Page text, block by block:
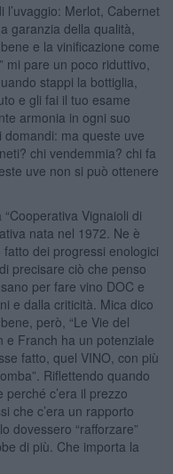
l’uvaggio: Merlot, Cabernet
garanzia della qualità,
e la vinificazione come
mi pare un poco riduttivo,
stappi la bottiglia,
e gli fai il tuo esame
armonia in ogni suo
domandi: ma queste uve
chi vendemmia? chi fa
uve non si può ottenere
Vignaioli di
nata nel 1972. Ne è
dei progressi enologici
precisare ciò che penso
per fare vino DOC e
e dalla criticità. Mica dico
però, “Le Vie del
e Franch ha un potenziale
fatto, quel VINO, con più
Riflettendo quando
c’era il prezzo
che c’era un rapporto
dovessero “rafforzare”
di più. Che importa la